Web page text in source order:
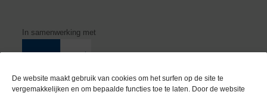
De website maakt gebruik van cookies om het surfen op de site te
vergemakkelijken en om bepaalde functies toe te laten. Door de website
In samenwerking met